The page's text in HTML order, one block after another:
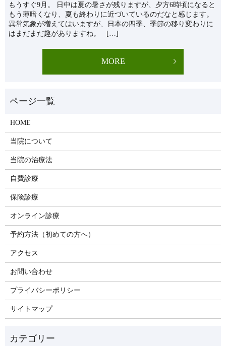
もうすぐ9月。 日中は夏の暑さが残りますが、夕方6時頃になると
もう薄暗くなり、夏も終わりに近づいているのだなと感じます。
異常気象が増えてはいますが、日本の四季、季節の移り変わりに
はまだまだ趣がありますね。 […]
MORE
HOME
当院について
当院の治療法
自費診療
保険診療
オンライン診療
予約方法（初めての方へ）
アクセス
お問い合わせ
プライバシーポリシー
サイトマップ